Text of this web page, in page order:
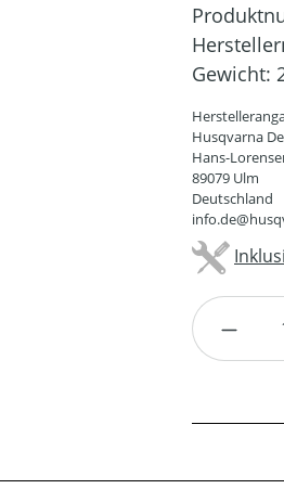
Gewicht:
Husqvarna
Hans-
89079 Ulm
Deutschland